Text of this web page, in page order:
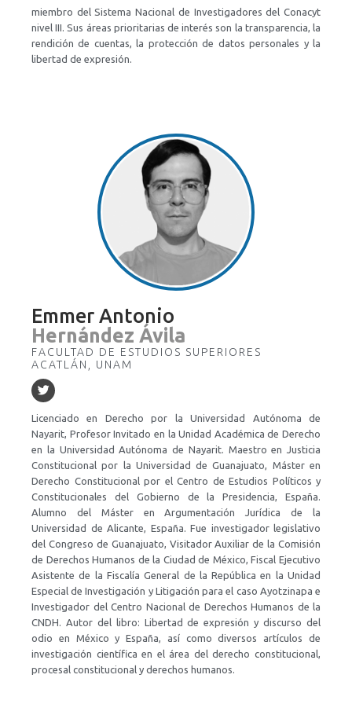
miembro del Sistema Nacional de Investigadores del Conacyt
nivel III. Sus áreas prioritarias de interés son la transparencia, la
rendición de cuentas, la protección de datos personales y la
libertad de expresión.
Emmer Antonio
Hernández Ávila
FACULTAD DE ESTUDIOS SUPERIORES
ACATLÁN, UNAM
Licenciado en Derecho por la Universidad Autónoma de
Nayarit, Profesor Invitado en la Unidad Académica de Derecho
en la Universidad Autónoma de Nayarit. Maestro en Justicia
Constitucional por la Universidad de Guanajuato, Máster en
Derecho Constitucional por el Centro de Estudios Políticos y
Constitucionales del Gobierno de la Presidencia, España.
Alumno del Máster en Argumentación Jurídica de la
Universidad de Alicante, España. Fue investigador legislativo
del Congreso de Guanajuato, Visitador Auxiliar de la Comisión
de Derechos Humanos de la Ciudad de México, Fiscal Ejecutivo
Asistente de la Fiscalía General de la República en la Unidad
Especial de Investigación y Litigación para el caso Ayotzinapa e
Investigador del Centro Nacional de Derechos Humanos de la
CNDH. Autor del libro: Libertad de expresión y discurso del
odio en México y España, así como diversos artículos de
investigación científica en el área del derecho constitucional,
procesal constitucional y derechos humanos.